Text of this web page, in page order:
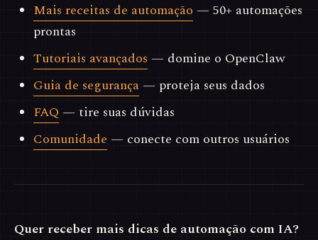
Mais receitas de automação — 50+ automações
prontas
Tutoriais avançados — domine o OpenClaw
Guia de segurança — proteja seus dados
FAQ — tire suas dúvidas
Comunidade — conecte com outros usuários
Quer receber mais dicas de automação com IA?